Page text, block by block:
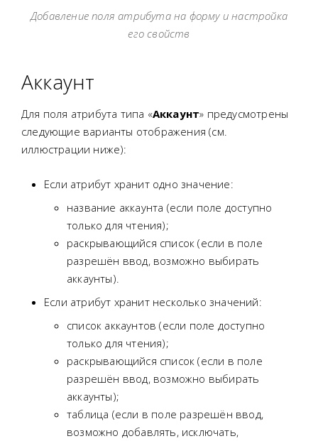
Добавление поля атрибута на форму и настройка
его свойств
Аккаунт
Для поля атрибута типа «Аккаунт» предусмотрены
следующие варианты отображения (см.
иллюстрации ниже):
Если атрибут хранит одно значение:
название аккаунта (если поле доступно
только для чтения);
раскрывающийся список (если в поле
разрешён ввод, возможно выбирать
аккаунты).
Если атрибут хранит несколько значений:
список аккаунтов (если поле доступно
только для чтения);
раскрывающийся список (если в поле
разрешён ввод, возможно выбирать
аккаунты);
таблица (если в поле разрешён ввод,
возможно добавлять, исключать,